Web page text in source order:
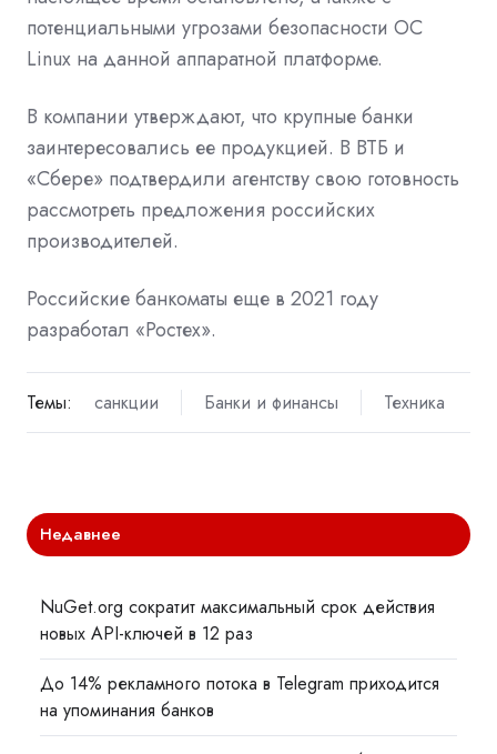
потенциальными угрозами безопасности ОС
Linux на данной аппаратной платформе.
В компании утверждают, что крупные банки
заинтересовались ее продукцией. В ВТБ и
«Сбере» подтвердили агентству свою готовность
рассмотреть предложения российских
производителей.
Российские банкоматы еще в 2021 году
разработал «Ростех».
Темы: санкции Банки и финансы Техника
Недавнее
NuGet.org сократит максимальный срок действия
новых API-ключей в 12 раз
До 14% рекламного потока в Telegram приходится
на упоминания банков